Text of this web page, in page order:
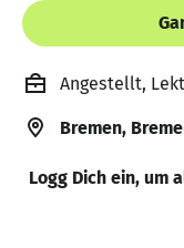
Angestellt,
Bremen,
Logg Dich ein, um